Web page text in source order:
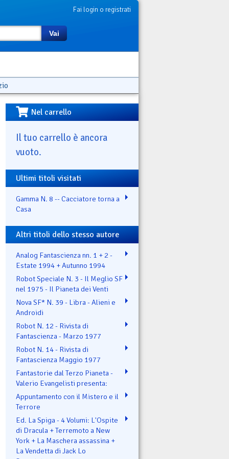
Fai login o registrati
Vai
Nel carrello
Il tuo carrello è ancora
vuoto.
Ultimi titoli visitati
Gamma N. 8 -- Cacciatore torna a
Casa
Altri titoli dello stesso autore
Analog Fantascienza nn. 1 + 2 -
Estate 1994 + Autunno 1994
Robot Speciale N. 3 - Il Meglio SF
nel 1975 - Il Pianeta dei Venti
Nova SF* N. 39 - Libra - Alieni e
Androidi
Robot N. 12 - Rivista di
Fantascienza - Marzo 1977
Robot N. 14 - Rivista di
Fantascienza Maggio 1977
Fantastorie dal Terzo Pianeta -
Valerio Evangelisti presenta:
Appuntamento con il Mistero e il
Terrore
Ed. La Spiga - 4 Volumi: L'Ospite
di Dracula + Terremoto a New
York + La Maschera assassina +
La Vendetta di Jack Lo